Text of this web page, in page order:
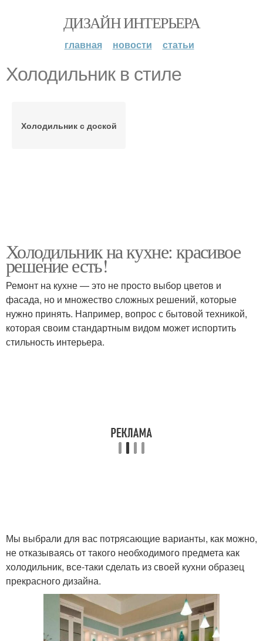
ДИЗАЙН ИНТЕРЬЕРА
главная новости статьи
Холодильник в стиле
Холодильник с доской
Холодильник на кухне: красивое
решение есть!
Ремонт на кухне — это не просто выбор цветов и
фасада, но и множество сложных решений, которые
нужно принять. Например, вопрос с бытовой техникой,
которая своим стандартным видом может испортить
стильность интерьера.
Мы выбрали для вас потрясающие варианты, как можно,
не отказываясь от такого необходимого предмета как
холодильник, все-таки сделать из своей кухни образец
прекрасного дизайна.